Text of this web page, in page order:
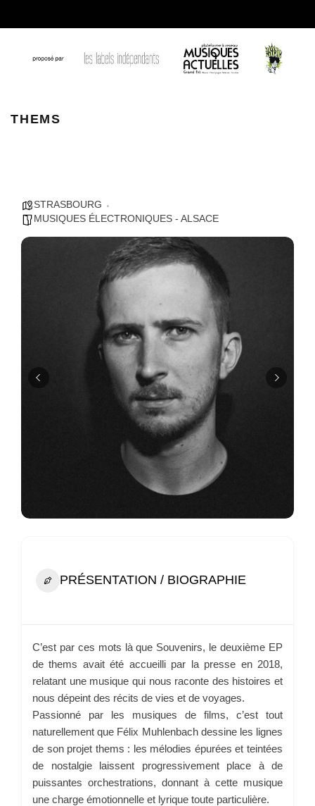
THEMS
STRASBOURG
MUSIQUES ÉLECTRONIQUES - ALSACE
PRÉSENTATION / BIOGRAPHIE
C’est par ces mots là que Souvenirs, le deuxième EP
de thems avait été accueilli par la presse en 2018,
relatant une musique qui nous raconte des histoires et
nous dépeint des récits de vies et de voyages.
Passionné par les musiques de films, c’est tout
naturellement que Félix Muhlenbach dessine les lignes
de son projet thems : les mélodies épurées et teintées
de nostalgie laissent progressivement place à de
puissantes orchestrations, donnant à cette musique
une charge émotionnelle et lyrique toute particulière.